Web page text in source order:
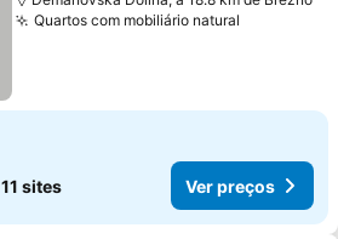
Quartos com mobiliário natural
11 sites Ver preços